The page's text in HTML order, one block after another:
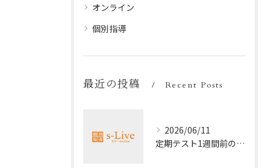
オンライン
個別指導
最近の投稿 Recent Posts
2026/06/11
定期テスト1週間前の効率暗記法